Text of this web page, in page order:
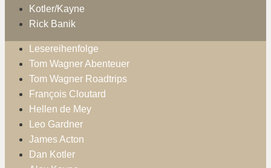
Kotler/Kayne
Rick Banik
Lesereihenfolge
Tom Wagner Abenteuer
Tom Wagner Roadtrips
François Cloutard
Hellen de Mey
Leo Gardner
James Acton
Dan Kotler